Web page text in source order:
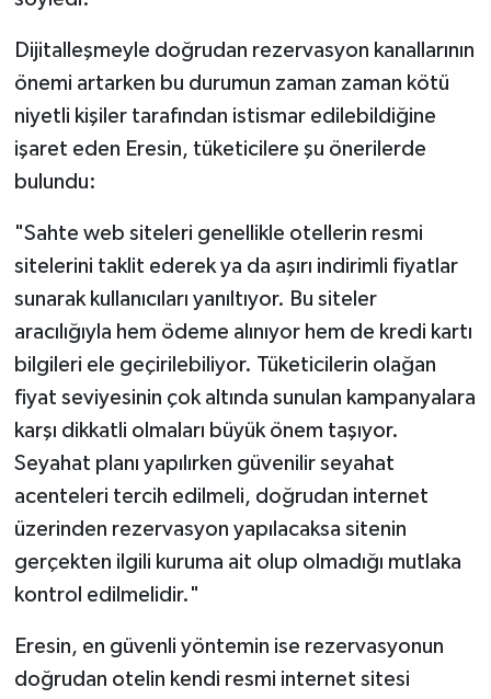
Dijitalleşmeyle doğrudan rezervasyon kanallarının
önemi artarken bu durumun zaman zaman kötü
niyetli kişiler tarafından istismar edilebildiğine
işaret eden Eresin, tüketicilere şu önerilerde
bulundu:
"Sahte web siteleri genellikle otellerin resmi
sitelerini taklit ederek ya da aşırı indirimli fiyatlar
sunarak kullanıcıları yanıltıyor. Bu siteler
aracılığıyla hem ödeme alınıyor hem de kredi kartı
bilgileri ele geçirilebiliyor. Tüketicilerin olağan
fiyat seviyesinin çok altında sunulan kampanyalara
karşı dikkatli olmaları büyük önem taşıyor.
Seyahat planı yapılırken güvenilir seyahat
acenteleri tercih edilmeli, doğrudan internet
üzerinden rezervasyon yapılacaksa sitenin
gerçekten ilgili kuruma ait olup olmadığı mutlaka
kontrol edilmelidir."
Eresin, en güvenli yöntemin ise rezervasyonun
doğrudan otelin kendi resmi internet sitesi